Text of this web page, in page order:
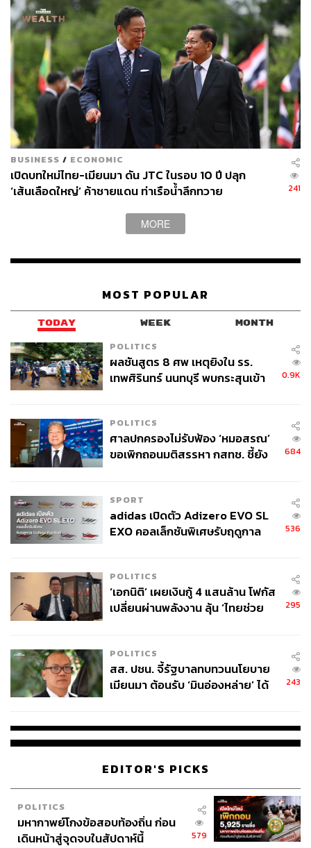
BUSINESS / ECONOMIC
เปิดบทใหม่ไทย-เมียนมา ดัน JTC ในรอบ 10 ปี ปลุก
‘เส้นเลือดใหญ่’ ค้าชายแดน ท่าเรือน้ำลึกทวาย
241
MORE
MOST POPULAR
TODAY WEEK MONTH
POLITICS
ผลชันสูตร 8 ศพ เหตุยิงใน รร.
เทพศิรินทร์ นนทบุรี พบกระสุนเข้า
0.9K
POLITICS
ศาลปกครองไม่รับฟ้อง ‘หมอสรณ’
ขอเพิกถอนมติสรรหา กสทช. ชี้ยัง
684
SPORT
adidas เปิดตัว Adizero EVO SL
EXO คอลเล็กชันพิเศษรับฤดูกาล
536
POLITICS
‘เอกนิติ’ เผยเงินกู้ 4 แสนล้าน โฟกัส
เปลี่ยนผ่านพลังงาน ลุ้น ‘ไทยช่วย
295
POLITICS
สส. ปชน. จี้รัฐบาลทบทวนนโยบาย
เมียนมา ต้อนรับ ‘มินอ่องหล่าย’ ได้
243
EDITOR'S PICKS
POLITICS
มหากาพย์โกงข้อสอบท้องถิ่น ก่อน
เดินหน้าสู่จุดจบในสัปดาห์นี้
579